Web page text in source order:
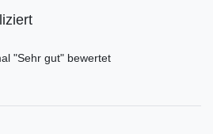
"Sehr gut" bewertet